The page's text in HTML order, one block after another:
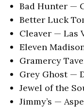
Bad Hunter —
Better Luck
Cleaver — Las
Eleven
Gramercy
Grey Ghost —
Jewel of the
Jimmy’s —